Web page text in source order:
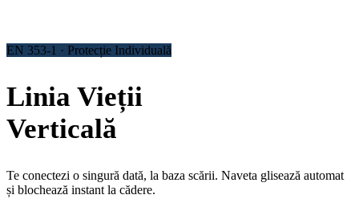
EN 353-1 · Protecție Individuală
Linia Vieții
Verticală
Te conectezi o singură dată, la baza scării. Naveta glisează automat
și blochează instant la cădere.